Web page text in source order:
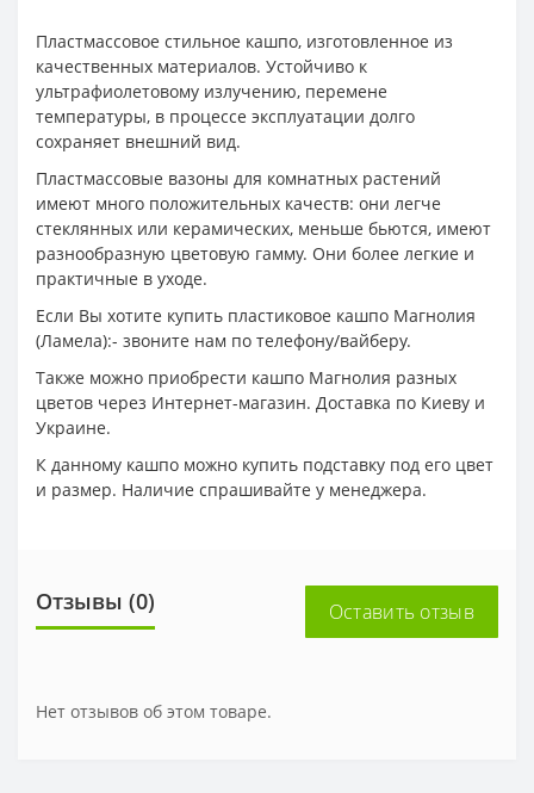
Пластмассовое стильное кашпо, изготовленное из
качественных материалов. Устойчиво к
ультрафиолетовому излучению, перемене
температуры, в процессе эксплуатации долго
сохраняет внешний вид.
Пластмассовые вазоны для комнатных растений
имеют много положительных качеств: они легче
стеклянных или керамических, меньше бьются, имеют
разнообразную цветовую гамму. Они более легкие и
практичные в уходе.
Если Вы хотите купить пластиковое кашпо Магнолия
(Ламела):- звоните нам по телефону/вайберу.
Также можно приобрести кашпо Магнолия разных
цветов через Интернет-магазин. Доставка по Киеву и
Украине.
К данному кашпо можно купить подставку под его цвет
и размер. Наличие спрашивайте у менеджера.
Отзывы (0) Оставить отзыв
Нет отзывов об этом товаре.